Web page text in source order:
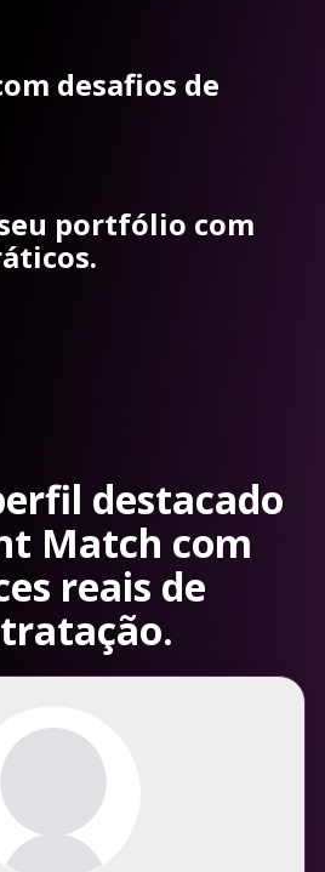
desafios de
portfólio com
destacado
Match com
reais de